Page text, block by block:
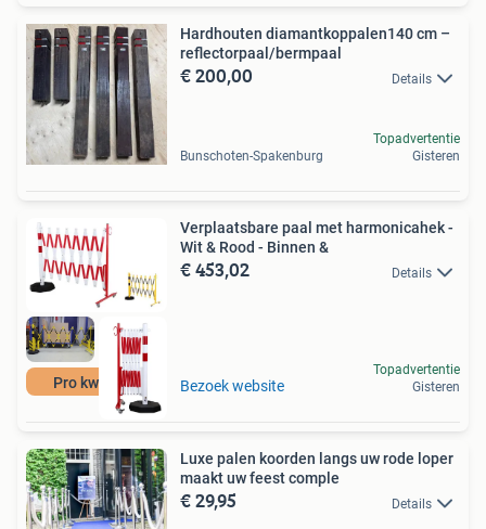
Hardhouten diamantkoppalen140 cm –
reflectorpaal/bermpaal
€ 200,00 Details
Bunschoten-Spakenburg
Topadvertentie
Gisteren
Pro kwaliteit
Verplaatsbare paal met harmonicahek -
Wit & Rood - Binnen &
€ 453,02 Details
Bezoek website
Topadvertentie
Gisteren
Luxe palen koorden langs uw rode loper
maakt uw feest comple
€ 29,95 Details